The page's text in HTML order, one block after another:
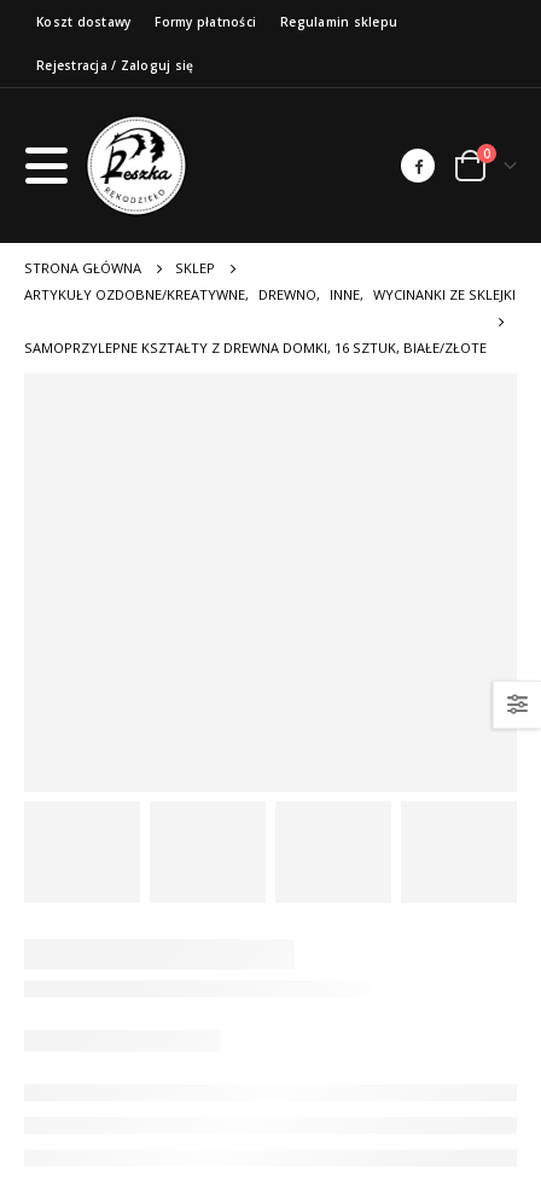
Koszt dostawy Formy płatności Regulamin sklepu
Rejestracja / Zaloguj się
0
STRONA GŁÓWNA
SKLEP
ARTYKUŁY OZDOBNE/KREATYWNE, DREWNO, INNE, WYCINANKI ZE SKLEJKI
SAMOPRZYLEPNE KSZTAŁTY Z DREWNA DOMKI, 16 SZTUK, BIAŁE/ZŁOTE